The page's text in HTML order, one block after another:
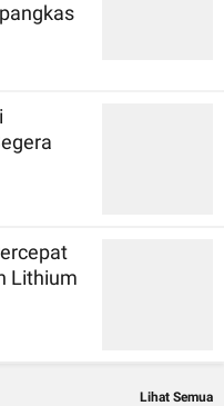
Lithium
Lihat Semua